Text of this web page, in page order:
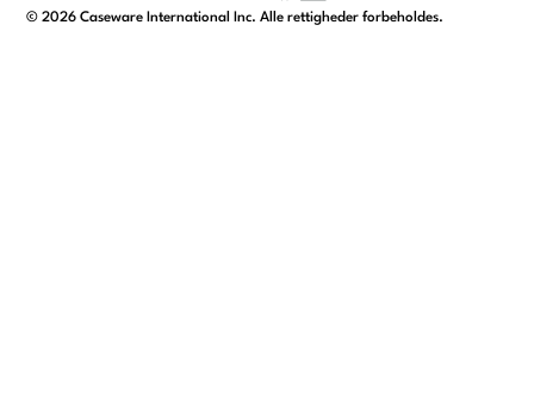
©2026 Caseware International Inc. Alle rettigheder forbeholdes.
facebook
linkedinx/twitter
youtube